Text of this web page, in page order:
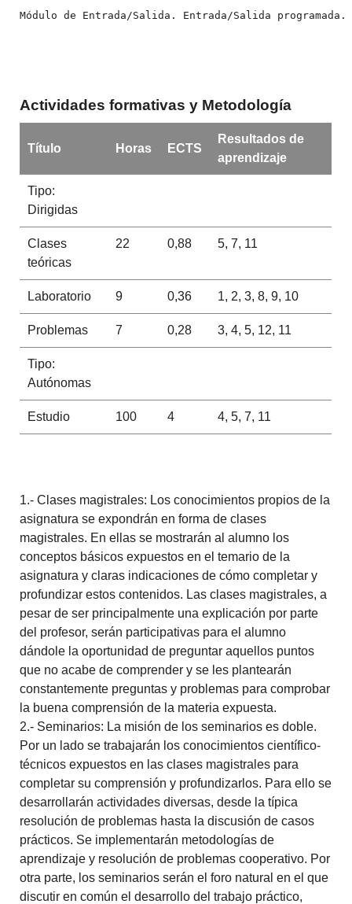
Módulo de Entrada/Salida. Entrada/Salida
Actividades formativas y Metodología
Título Horas ECTS
Resultados de
aprendizaje
Tipo:
Dirigidas
Clases
teóricas
22 0,88 5, 7, 11
Laboratorio 9 0,36 1, 2, 3, 8, 9, 10
Problemas 7 0,28 3, 4, 5, 12, 11
Tipo:
Autónomas
Estudio 100 4 4, 5, 7, 11
1.- Clases magistrales: Los conocimientos propios de la
asignatura se expondrán en forma de clases
magistrales. En ellas se mostrarán al alumno los
conceptos básicos expuestos en el temario de la
asignatura y claras indicaciones de cómo completar y
profundizar estos contenidos. Las clases magistrales, a
pesar de ser principalmente una explicación por parte
del profesor, serán participativas para el alumno
dándole la oportunidad de preguntar aquellos puntos
que no acabe de comprender y se les plantearán
constantemente preguntas y problemas para comprobar
la buena comprensión de la materia expuesta.
2.- Seminarios: La misión de los seminarios es doble.
Por un lado se trabajarán los conocimientos científico-
técnicos expuestos en las clases magistrales para
completar su comprensión y profundizarlos. Para ello se
desarrollarán actividades diversas, desde la típica
resolución de problemas hasta la discusión de casos
prácticos. Se implementarán metodologías de
aprendizaje y resolución de problemas cooperativo. Por
otra parte, los seminarios serán el foro natural en el que
discutir en común el desarrollo del trabajo práctico,